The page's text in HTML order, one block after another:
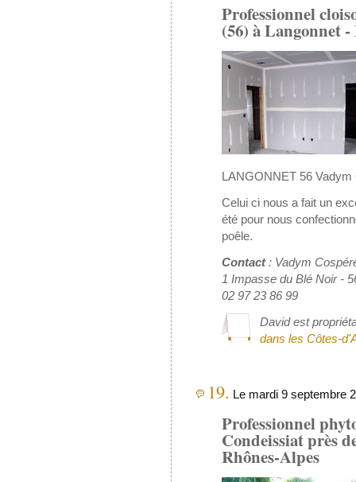
Professionnel
(56) à Langonnet
LANGONNET 56
Celui ci nous a fait un
été pour nous
poêle.
Contact: Vadym
1 Impasse du Blé Noir -
02 97 23 86 99
David est
dans les Côtes-
19. Le mardi 9 septembre
Professionnel
Condeissiat près
Rhônes-Alpes